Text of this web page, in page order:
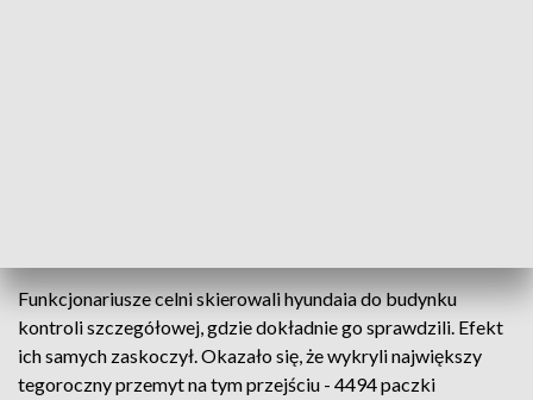
Funkcjonariusze celni skierowali hyundaia do budynku
kontroli szczegółowej, gdzie dokładnie go sprawdzili. Efekt
ich samych zaskoczył. Okazało się, że wykryli największy
tegoroczny przemyt na tym przejściu - 4494 paczki